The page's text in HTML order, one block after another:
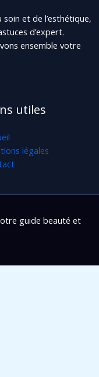
soin et de l’esthétique,
d’expert.
ensemble votre
utiles
légales
guide beauté et